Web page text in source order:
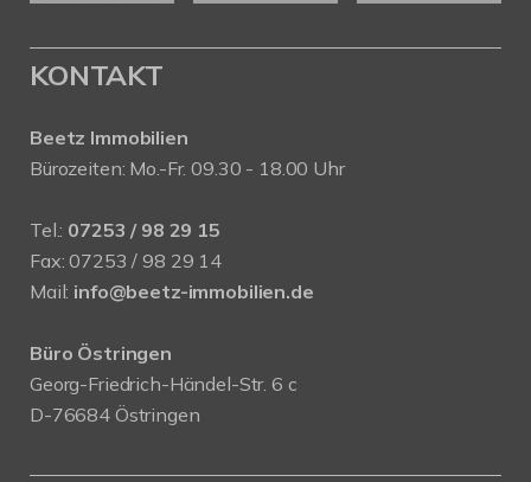
KONTAKT
Beetz Immobilien
Bürozeiten: Mo.-Fr. 09.30 - 18.00 Uhr
Tel.: 07253 / 98 29 15
Fax: 07253 / 98 29 14
Mail: info@beetz-immobilien.de
Büro Östringen
Georg-Friedrich-Händel-Str. 6 c
D-76684 Östringen